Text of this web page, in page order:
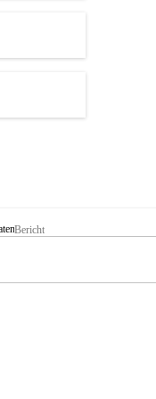
Bericht